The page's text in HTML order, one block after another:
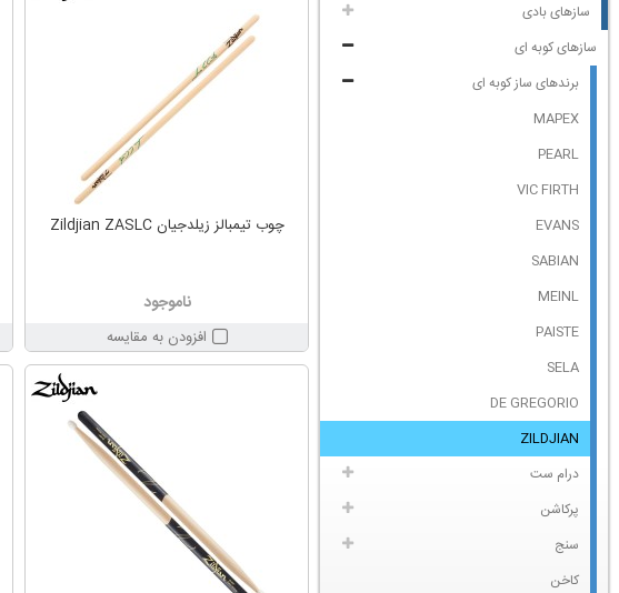
چوب تیمبالز زیلدجیان Zildjian ZASLC
ناموجود
افزودن به مقایسه
سازهای بادی
سازهای کوبه ای
برندهای ساز کوبه ای
MAPEX
PEARL
VIC FIRTH
EVANS
SABIAN
MEINL
PAISTE
SELA
DE GREGORIO
ZILDJIAN
درام ست
پرکاشن
سنج
کاخن